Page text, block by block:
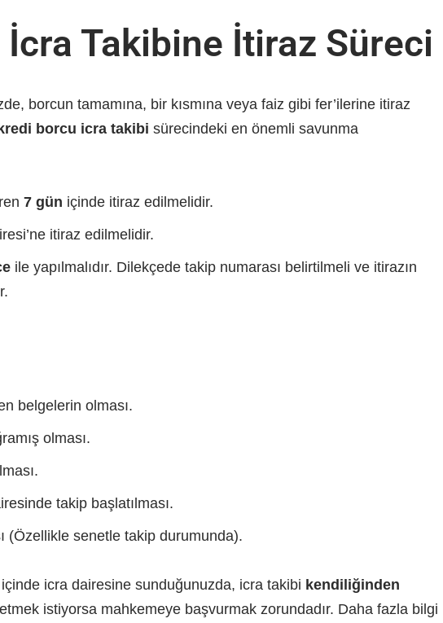
Takibine İtiraz Süreci
borcun tamamına, bir kısmına veya faiz gibi fer’ilerine itiraz
kredi borcu icra takibi sürecindeki en önemli savunma
7 gün içinde itiraz edilmelidir.
itiraz edilmelidir.
ile yapılmalıdır. Dilekçede takip numarası belirtilmeli ve itirazın
belgelerin olması.
olması.
takip başlatılması.
(Özellikle senetle takip durumunda).
icra dairesine sunduğunuzda, icra takibi kendiliğinden
istiyorsa mahkemeye başvurmak zorundadır. Daha fazla bilgi